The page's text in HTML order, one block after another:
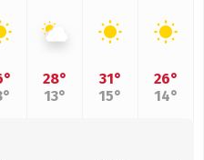
28°
13°
31°
15°
26°
14°